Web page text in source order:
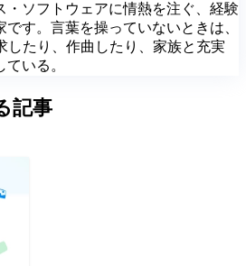
・ソフトウェアに情熱を注ぐ、経験
す。言葉を操っていないときは、
したり、作曲したり、家族と充実
いる。
記事